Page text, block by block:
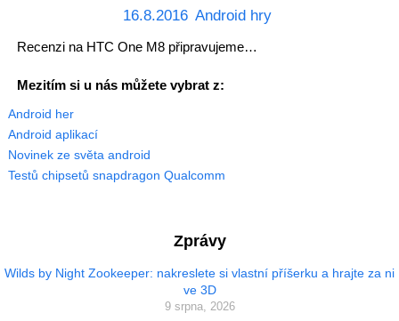
16.8.2016 Android hry
Recenzi na HTC One M8 připravujeme…
Mezitím si u nás můžete vybrat z:
Android her
Android aplikací
Novinek ze světa android
Testů chipsetů snapdragon Qualcomm
Zprávy
Wilds by Night Zookeeper: nakreslete si vlastní příšerku a hrajte za ni
ve 3D
9 srpna, 2026